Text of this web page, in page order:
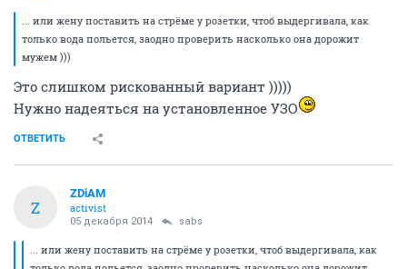
... или жену поставить на стрёме у розетки, чтоб выдергивала, как
только вода польется, заодно проверить насколько она дорожит
мужем )))
Это слишком рискованный вариант )))))
Нужно надеяться на установленное УЗО
ОТВЕТИТЬ
Z
ZDiAM
activist
05 декабря 2014 sabs
... или жену поставить на стрёме у розетки, чтоб выдергивала, как